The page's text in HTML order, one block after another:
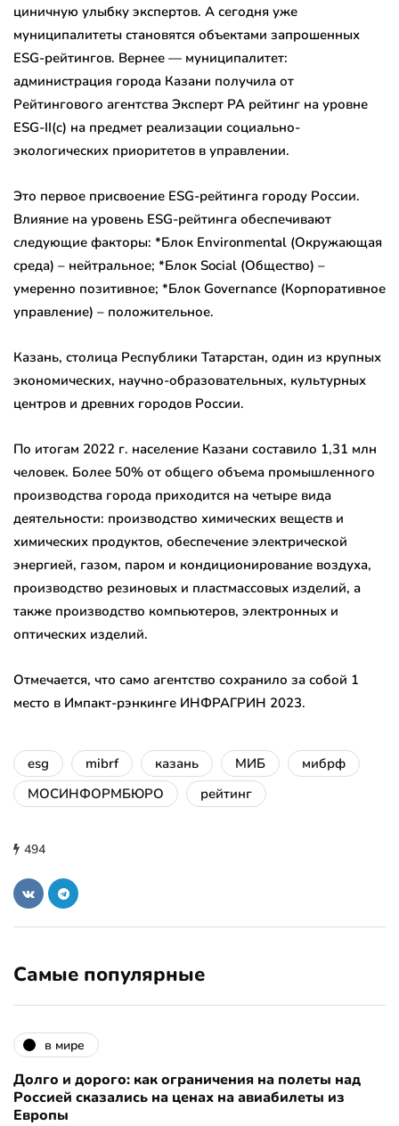
циничную улыбку экспертов. А сегодня уже
муниципалитеты становятся объектами запрошенных
ESG-рейтингов. Вернее — муниципалитет:
администрация города Казани получила от
Рейтингового агентства Эксперт РА рейтинг на уровне
ESG-II(c) на предмет реализации социально-
экологических приоритетов в управлении.
Это первое присвоение ESG-рейтинга городу России.
Влияние на уровень ESG-рейтинга обеспечивают
следующие факторы: *Блок Environmental (Окружающая
среда) – нейтральное; *Блок Social (Общество) –
умеренно позитивное; *Блок Governance (Корпоративное
управление) – положительное.
Казань, столица Республики Татарстан, один из крупных
экономических, научно-образовательных, культурных
центров и древних городов России.
По итогам 2022 г. население Казани составило 1,31 млн
человек. Более 50% от общего объема промышленного
производства города приходится на четыре вида
деятельности: производство химических веществ и
химических продуктов, обеспечение электрической
энергией, газом, паром и кондиционирование воздуха,
производство резиновых и пластмассовых изделий, а
также производство компьютеров, электронных и
оптических изделий.
Отмечается, что само агентство сохранило за собой 1
место в Импакт-рэнкинге ИНФРАГРИН 2023.
esg mibrf казань МИБ
мибрф
МОСИНФОРМБЮРО
рейтинг
494
Самые популярные
в мире
Долго и дорого: как ограничения на полеты над
Россией сказались на ценах на авиабилеты из
Европы